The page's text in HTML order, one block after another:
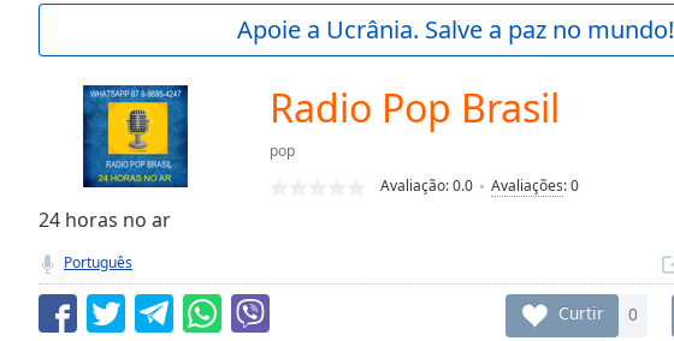
Current
Duration-:-
TypeLIVE
live,
currently
behind
LIVE
Apoie a Ucrânia. Salve a paz no mundo!
Radio Pop Brasil
pop
Avaliação:0.0 Avaliações:0
24 horas no ar
Português
Curtir 0